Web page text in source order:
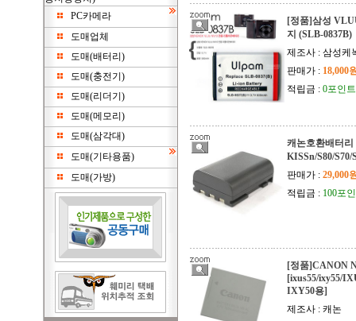
PC카메라
도매업체
도매(배터리)
도매(충전기)
도매(리더기)
도매(메모리)
도매(삼각대)
도매(기타용품)
도매(가방)
[정품]삼성
지 (SLB-0837B)
제조사 : 삼성케
판매가 : 18,000
적립금 : 0포인트
캐논호환배터리
KISSn/S80/S70/
판매가 : 29,000
적립금 : 100포
[정품]CANON
[ixus55/ixy55/
IXY50용]
제조사 : 캐논